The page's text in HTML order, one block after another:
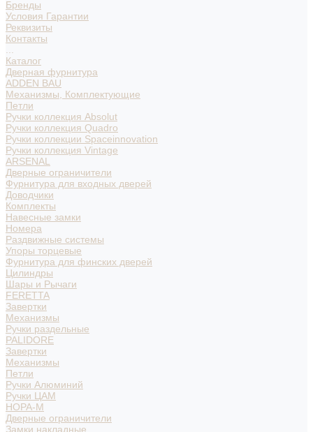
Бренды
Условия Гарантии
Реквизиты
Контакты
Каталог
Дверная фурнитура
ADDEN BAU
Механизмы, Комплектующие
Петли
Ручки коллекция Absolut
Ручки коллекция Quadro
Ручки коллекции Spaceinnovation
Ручки коллекция Vintage
ARSENAL
Дверные ограничители
Фурнитура для входных дверей
Доводчики
Комплекты
Навесные замки
Номера
Раздвижные системы
Упоры торцевые
Фурнитура для финских дверей
Цилиндры
Шары и Рычаги
FERETTA
Завертки
Механизмы
Ручки раздельные
PALIDORE
Завертки
Механизмы
Петли
Ручки Алюминий
Ручки ЦАМ
НОРА-М
Дверные ограничители
Замки накладные